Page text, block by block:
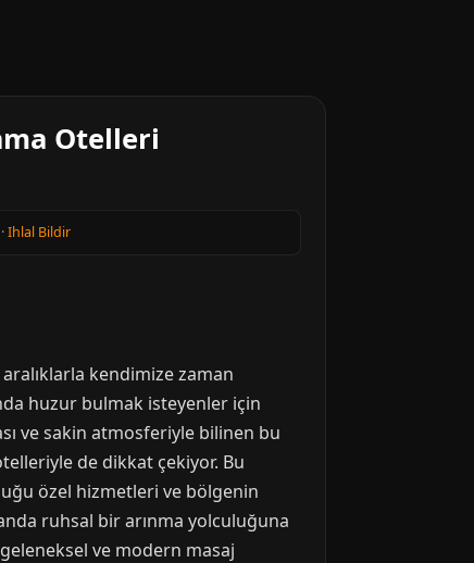
Otelleri
·Ihlal Bildir
kendimize zaman
huzur bulmak isteyenler için
ve sakin atmosferiyle bilinen bu
de dikkat çekiyor. Bu
özel hizmetleri ve bölgenin
ruhsal bir arınma yolculuğuna
ve modern masaj